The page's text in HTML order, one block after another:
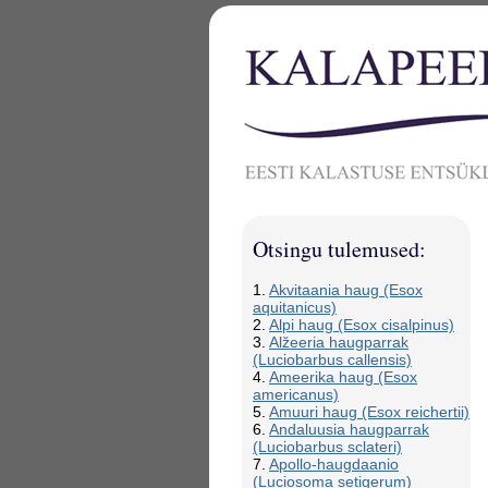
Otsingu tulemused:
1. Akvitaania haug (Esox
aquitanicus)
2. Alpi haug (Esox cisalpinus)
3. Alžeeria haugparrak
(Luciobarbus callensis)
4. Ameerika haug (Esox
americanus)
5. Amuuri haug (Esox reichertii)
6. Andaluusia haugparrak
(Luciobarbus sclateri)
7. Apollo-haugdaanio
(Luciosoma setigerum)